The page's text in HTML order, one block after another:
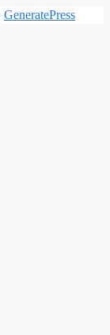
GeneratePress